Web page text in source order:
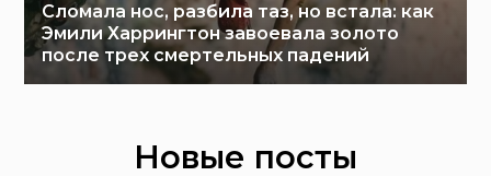
Сломала нос, разбила таз, но встала: как
Эмили Харрингтон завоевала золото
после трех смертельных падений
Новые посты